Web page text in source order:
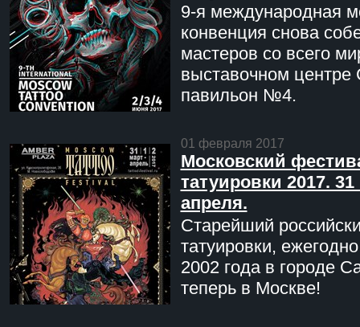
9-я международная
конвенция снова
мастеров со всего
выставочном центре
павильон №4.
01 февраля 2017
Московский
татуировки 2017. 31
апреля.
Старейший
татуировки,
2002 года в городе
теперь в Москве!